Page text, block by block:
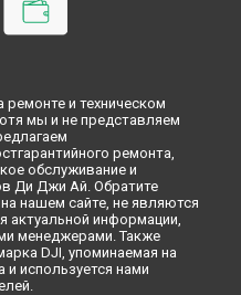
ремонте и техническом
мы и не представляем
ремонта,
обслуживание и
Ди Джи Ай. Обратите
нашем сайте, не являются
актуальной информации,
менеджерами. Также
DJI, упоминаемая на
и используется нами